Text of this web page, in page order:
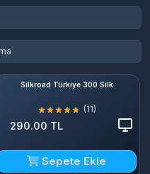
Silkroad Türkiye 300 Silk
(11)
290.00 TL
Sepete Ekle